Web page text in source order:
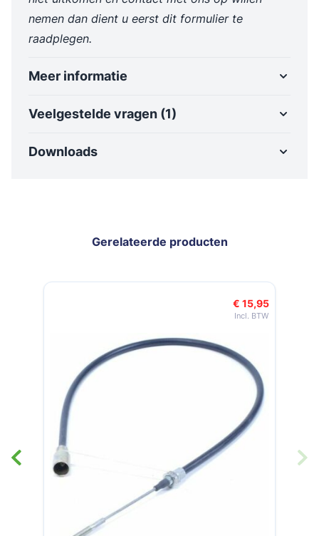
nemen dan dient u eerst dit formulier te
raadplegen.
Meer informatie
Veelgestelde vragen (1)
Downloads
Gerelateerde producten
Navigeren door de elementen van de carrousel is mogelijk met
Druk om carrousel over te slaan
Druk op om naar carrouselnavigatie te gaan